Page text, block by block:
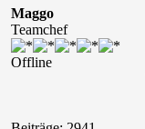
Maggo
Teamchef
Offline